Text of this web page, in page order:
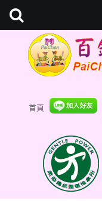
首頁